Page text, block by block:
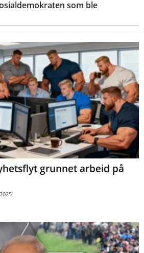
som ble
grunnet arbeid på